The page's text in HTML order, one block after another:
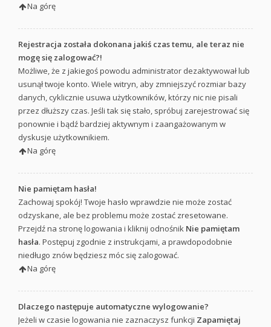
Na górę
Rejestracja została dokonana jakiś czas temu, ale teraz nie
mogę się zalogować?!
Możliwe, że z jakiegoś powodu administrator dezaktywował lub
usunął twoje konto. Wiele witryn, aby zmniejszyć rozmiar bazy
danych, cyklicznie usuwa użytkowników, którzy nic nie pisali
przez dłuższy czas. Jeśli tak się stało, spróbuj zarejestrować się
ponownie i bądź bardziej aktywnym i zaangażowanym w
dyskusje użytkownikiem.
Na górę
Nie pamiętam hasła!
Zachowaj spokój! Twoje hasło wprawdzie nie może zostać
odzyskane, ale bez problemu może zostać zresetowane.
Przejdź na stronę logowania i kliknij odnośnik Nie pamiętam
hasła. Postępuj zgodnie z instrukcjami, a prawdopodobnie
niedługo znów będziesz móc się zalogować.
Na górę
Dlaczego następuje automatyczne wylogowanie?
Jeżeli w czasie logowania nie zaznaczysz funkcji Zapamiętaj